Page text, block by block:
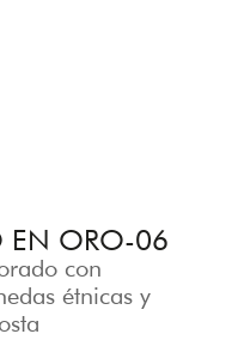
EN ORO-06
con
étnicas y